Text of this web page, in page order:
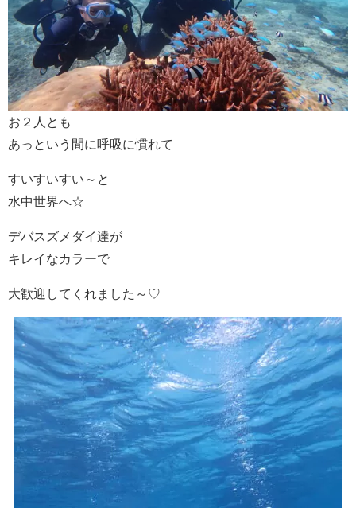
お２人とも
あっという間に呼吸に慣れて
すいすいすい～と
水中世界へ☆
デバスズメダイ達が
キレイなカラーで
大歓迎してくれました～♡